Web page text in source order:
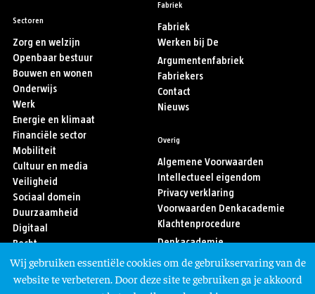
Sectoren
Zorg en welzijn
Openbaar bestuur
Bouwen en wonen
Onderwijs
Werk
Energie en klimaat
Financiële sector
Mobiliteit
Cultuur en media
Veiligheid
Sociaal domein
Duurzaamheid
Digitaal
Recht
Sport
Asiel en migratie
Fabriek
Fabriek
Werken bij De
Argumentenfabriek
Fabriekers
Contact
Nieuws
Overig
Algemene Voorwaarden
Intellectueel eigendom
Privacy verklaring
Voorwaarden Denkacademie
Klachtenprocedure
Denkacademie
Volg ons
Wij gebruiken essentiële cookies om de gebruikservaring van de
website te verbeteren. Door deze site te gebruiken ga je akkoord